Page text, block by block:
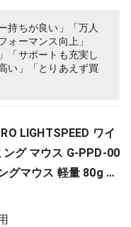
持ちが良い」「万人
ォーマンス向上」
「サポートも充実し
い」「とりあえず買
LIGHTSPEED ワイ
ング マウス G-PPD-00
グマウス 軽量 80g H
ー 充電 POWERPLA
充電 無線 左右対称 FP